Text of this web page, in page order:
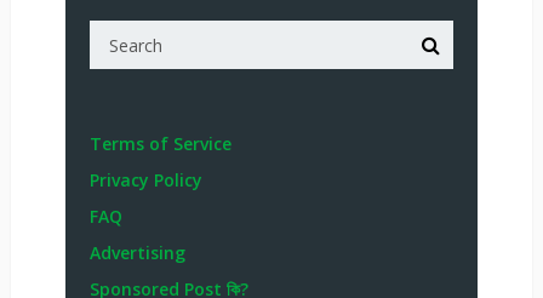
Terms of Service
Privacy Policy
FAQ
Advertising
Sponsored Post কি?